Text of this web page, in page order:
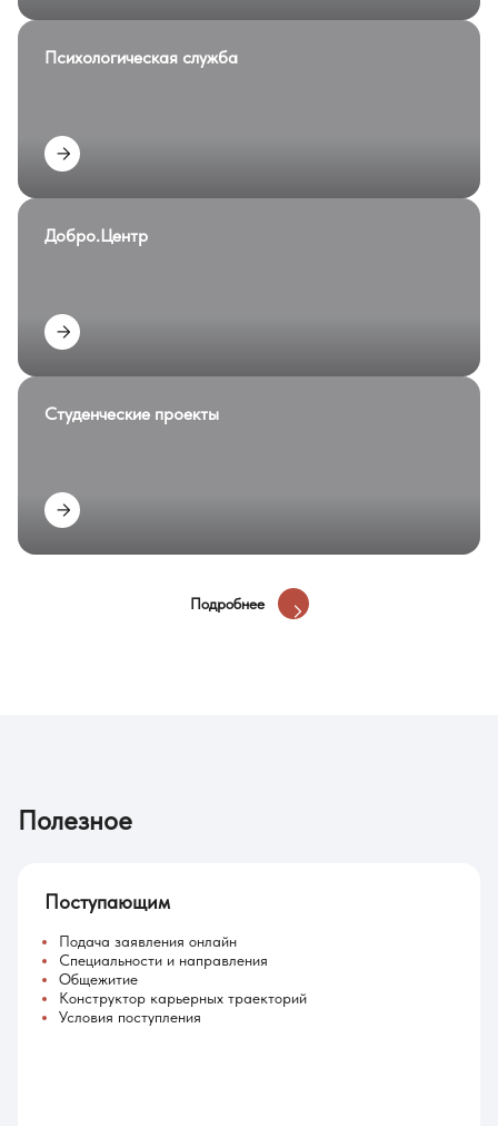
Психологическая служба
Добро.Центр
Студенческие проекты
Подробнее
Полезное
Поступающим
Подача заявления онлайн
Специальности и направления
Общежитие
Конструктор карьерных траекторий
Условия поступления